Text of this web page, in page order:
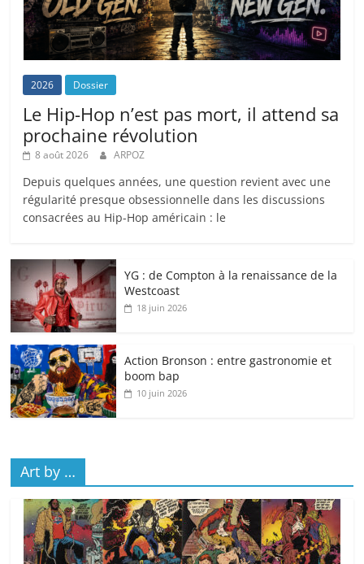
2026 Dossier
Le Hip-Hop n’est pas mort, il attend sa
prochaine révolution
8 août 2026 ARPOZ
Depuis quelques années, une question revient avec une
régularité presque obsessionnelle dans les discussions
consacrées au Hip-Hop américain : le
YG : de Compton à la renaissance de la
Westcoast
18 juin 2026
Action Bronson : entre gastronomie et
boom bap
10 juin 2026
Art by …